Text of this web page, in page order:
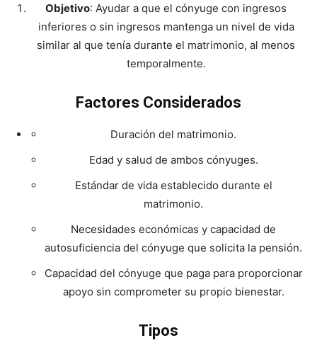
Objetivo: Ayudar a que el cónyuge con ingresos
inferiores o sin ingresos mantenga un nivel de vida
similar al que tenía durante el matrimonio, al menos
temporalmente.
Factores Considerados
Duración del matrimonio.
Edad y salud de ambos cónyuges.
Estándar de vida establecido durante el
matrimonio.
Necesidades económicas y capacidad de
autosuficiencia del cónyuge que solicita la pensión.
Capacidad del cónyuge que paga para proporcionar
apoyo sin comprometer su propio bienestar.
Tipos